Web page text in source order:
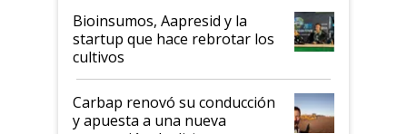
Bioinsumos, Aapresid y la
startup que hace rebrotar los
cultivos
Carbap renovó su conducción
y apuesta a una nueva